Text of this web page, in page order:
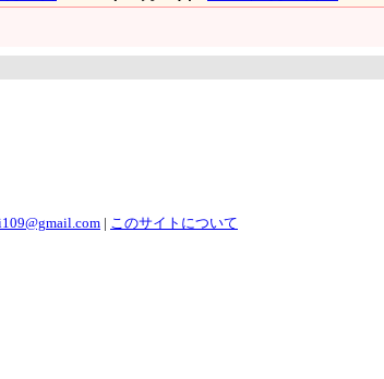
このサイトについて